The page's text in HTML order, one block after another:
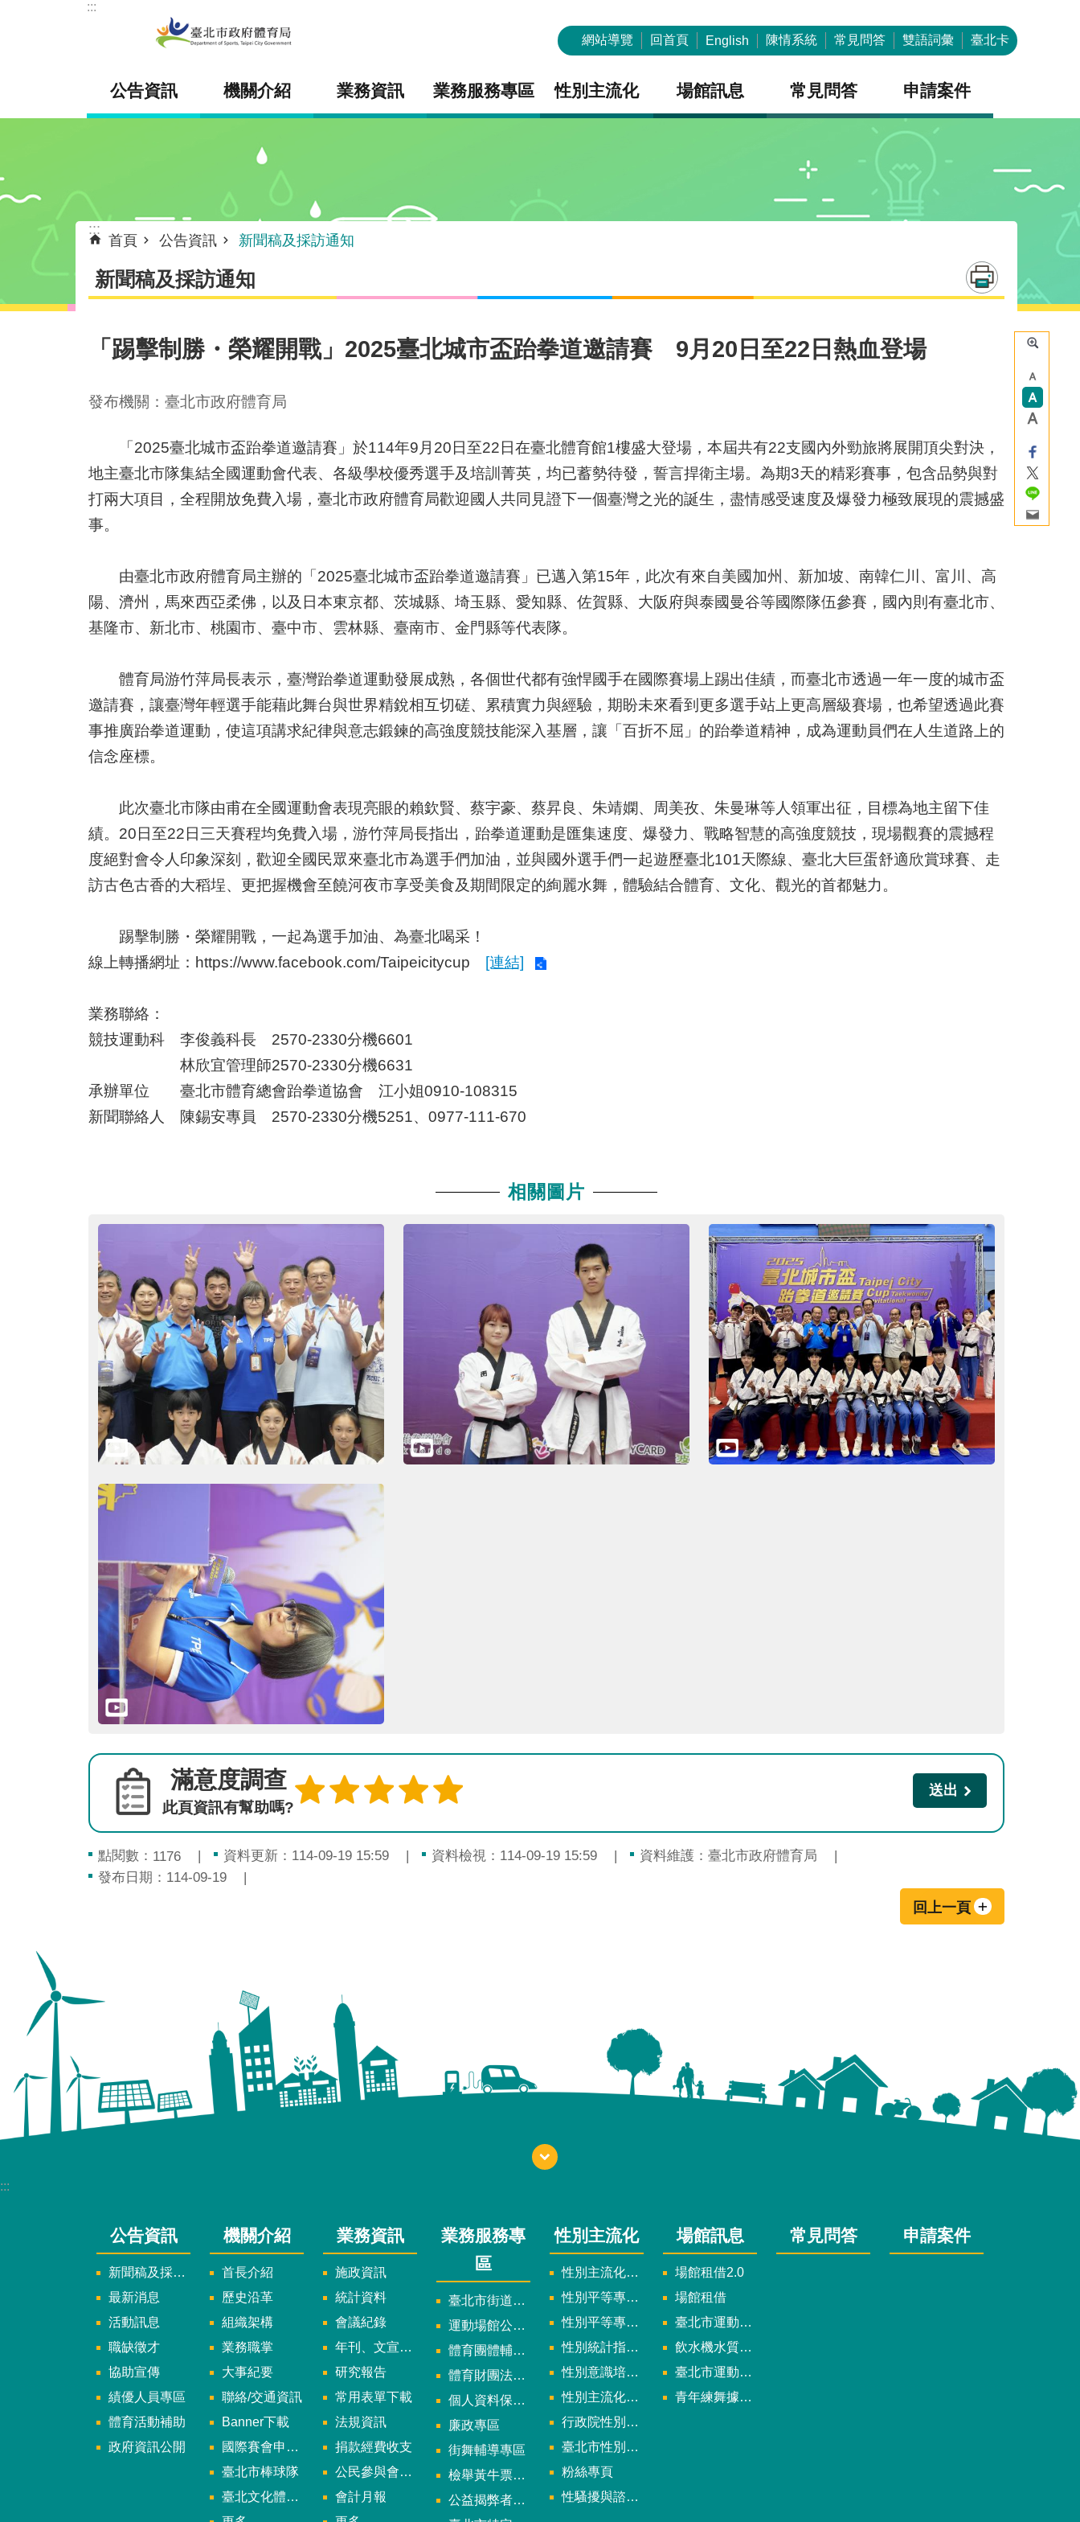
跳到主要內容區塊
:::
網站導覽 回首頁 English 陳情系統 常見問答 雙語詞彙 臺北卡
公告資訊 機關介紹 業務資訊 業務服務專區 性別主流化 場館訊息 常見問答 申請案件
:::
首頁 公告資訊 新聞稿及採訪通知
新聞稿及採訪通知
「踢擊制勝・榮耀開戰」2025臺北城市盃跆拳道邀請賽 9月20日至22日熱血登場
發布機關：臺北市政府體育局
「2025臺北城市盃跆拳道邀請賽」於114年9月20日至22日在臺北體育館1樓盛大登場，本屆共有22支國內外勁旅將展開頂尖對決，
地主臺北市隊集結全國運動會代表、各級學校優秀選手及培訓菁英，均已蓄勢待發，誓言捍衛主場。為期3天的精彩賽事，包含品勢與對
打兩大項目，全程開放免費入場，臺北市政府體育局歡迎國人共同見證下一個臺灣之光的誕生，盡情感受速度及爆發力極致展現的震撼盛
事。
由臺北市政府體育局主辦的「2025臺北城市盃跆拳道邀請賽」已邁入第15年，此次有來自美國加州、新加坡、南韓仁川、富川、高
陽、濟州，馬來西亞柔佛，以及日本東京都、茨城縣、埼玉縣、愛知縣、佐賀縣、大阪府與泰國曼谷等國際隊伍參賽，國內則有臺北市、
基隆市、新北市、桃園市、臺中市、雲林縣、臺南市、金門縣等代表隊。
體育局游竹萍局長表示，臺灣跆拳道運動發展成熟，各個世代都有強悍國手在國際賽場上踢出佳績，而臺北市透過一年一度的城市盃
邀請賽，讓臺灣年輕選手能藉此舞台與世界精銳相互切磋、累積實力與經驗，期盼未來看到更多選手站上更高層級賽場，也希望透過此賽
事推廣跆拳道運動，使這項講求紀律與意志鍛鍊的高強度競技能深入基層，讓「百折不屈」的跆拳道精神，成為運動員們在人生道路上的
信念座標。
此次臺北市隊由甫在全國運動會表現亮眼的賴欽賢、蔡宇豪、蔡昇良、朱靖嫻、周美孜、朱曼琳等人領軍出征，目標為地主留下佳
績。20日至22日三天賽程均免費入場，游竹萍局長指出，跆拳道運動是匯集速度、爆發力、戰略智慧的高強度競技，現場觀賽的震撼程
度絕對會令人印象深刻，歡迎全國民眾來臺北市為選手們加油，並與國外選手們一起遊歷臺北101天際線、臺北大巨蛋舒適欣賞球賽、走
訪古色古香的大稻埕、更把握機會至饒河夜市享受美食及期間限定的絢麗水舞，體驗結合體育、文化、觀光的首都魅力。
踢擊制勝・榮耀開戰，一起為選手加油、為臺北喝采！
線上轉播網址：https://www.facebook.com/Taipeicitycup [連結]
業務聯絡：
競技運動科 李俊義科長 2570-2330分機6601
林欣宜管理師2570-2330分機6631
承辦單位 臺北市體育總會跆拳道協會 江小姐0910-108315
新聞聯絡人 陳錫安專員 2570-2330分機5251、0977-111-670
相關圖片
滿意度調查
此頁資訊有幫助嗎?
點閱數： 1176 資料更新：114-09-19 15:59 資料檢視：114-09-19 15:59
資料維護：臺北市政府體育局
發布日期：114-09-19
回上一頁
:::
公告資訊
新聞稿及採訪通知
最新消息
活動訊息
職缺徵才
協助宣傳
績優人員專區
體育活動補助
政府資訊公開
機關介紹
首長介紹
歷史沿革
組織架構
業務職掌
大事紀要
聯絡/交通資訊
Banner下載
國際賽會申辦暨籌辦小組
臺北市棒球隊
臺北文化體育園區
業務資訊
施政資訊
統計資料
會議紀錄
年刊、文宣及出版品
研究報告
常用表單下載
法規資訊
捐款經費收支
公民參與會議資訊
會計月報
業務服務專
區
臺北市街道遊戲申請專區
運動場館公司設立輔導專區
體育團體輔導訪視
體育財團法人/公益信託專區
個人資料保護專區
廉政專區
街舞輔導專區
檢舉黃牛票專區
公益揭弊者保護法專區
性別主流化
性別主流化實施計畫暨細部計畫
性別平等專案小組委員名單
性別平等專案小組會議紀錄
性別統計指標及項目
性別意識培力、統計分析案、影響評估案
性別主流化年度成果報告
行政院性別平等會
臺北市性別平等辦公室
粉絲專頁
性騷擾與諮詢專區
場館訊息
場館租借2.0
場館租借
臺北市運動中心
飲水機水質檢驗報告
臺北市運動中心預約系統
青年練舞據點地圖
常見問答 申請案件